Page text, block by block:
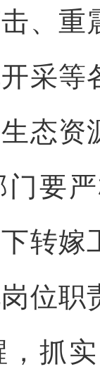
、重
采等
态资
要
转嫁
位职
抓